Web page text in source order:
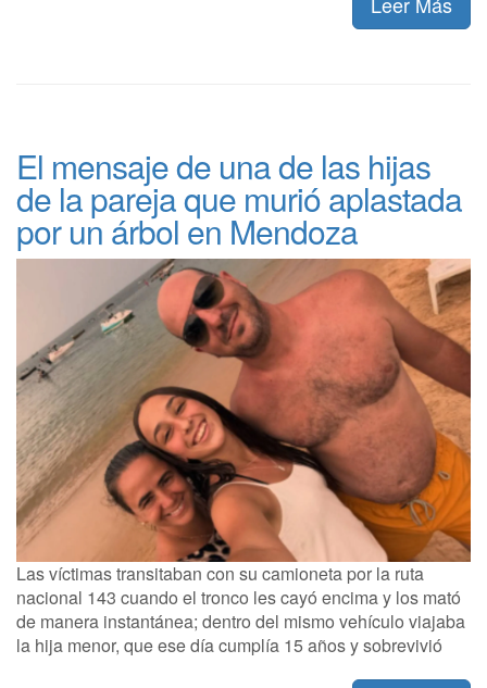
El mensaje de una de las hijas
de la pareja que murió aplastada
por un árbol en Mendoza
Las víctimas transitaban con su camioneta por la ruta
nacional 143 cuando el tronco les cayó encima y los mató
de manera instantánea; dentro del mismo vehículo viajaba
la hija menor, que ese día cumplía 15 años y sobrevivió